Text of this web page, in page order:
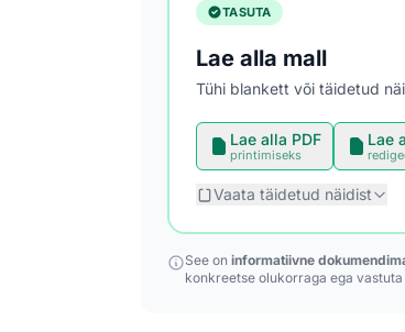
TASUTA
Lae alla mall
Tühi blankett või täidetud
Lae alla PDF
printimiseks
Lae
Vaata täidetud näidist
See on informatiivne
konkreetse olukorraga ega